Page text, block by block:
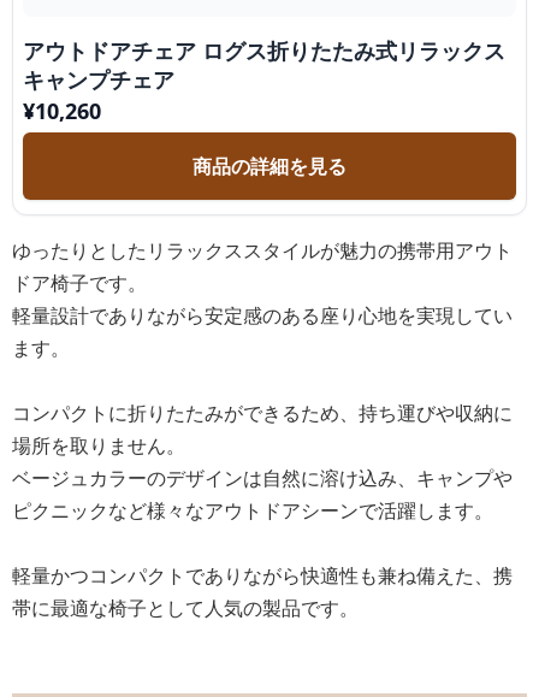
アウトドアチェア ログス折りたたみ式リラックス
キャンプチェア
¥10,260
商品の詳細を見る
ゆったりとしたリラックススタイルが魅力の携帯用アウト
ドア椅子です。
軽量設計でありながら安定感のある座り心地を実現してい
ます。
コンパクトに折りたたみができるため、持ち運びや収納に
場所を取りません。
ベージュカラーのデザインは自然に溶け込み、キャンプや
ピクニックなど様々なアウトドアシーンで活躍します。
軽量かつコンパクトでありながら快適性も兼ね備えた、携
帯に最適な椅子として人気の製品です。